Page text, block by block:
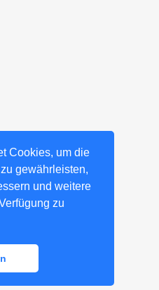
Cookies, um die
gewährleisten,
und weitere
zu